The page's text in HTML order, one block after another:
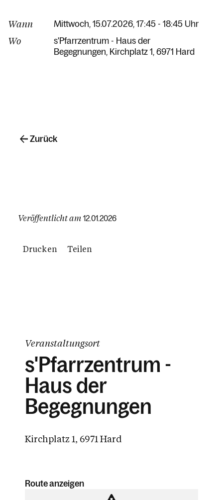
Wann Mittwoch, 15.07.2026, 17:45 - 18:45 Uhr
Wo
s'Pfarrzentrum - Haus der
Begegnungen Kirchplatz 1 6971 Hard
Veröffentlicht am 12.01.2026
Drucken Teilen
Zurück
Veranstaltungsort
s'Pfarrzentrum -
Haus der
Begegnungen
Kirchplatz 1, 6971 Hard
Route anzeigen